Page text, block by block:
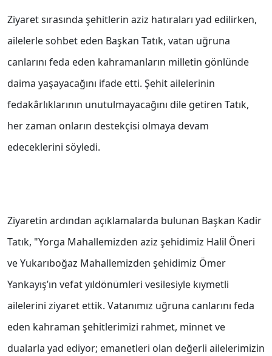
Ziyaret sırasında şehitlerin aziz hatıraları yad edilirken,
ailelerle sohbet eden Başkan Tatık, vatan uğruna
canlarını feda eden kahramanların milletin gönlünde
daima yaşayacağını ifade etti. Şehit ailelerinin
fedakârlıklarının unutulmayacağını dile getiren Tatık,
her zaman onların destekçisi olmaya devam
edeceklerini söyledi.
Ziyaretin ardından açıklamalarda bulunan Başkan Kadir
Tatık, "Yorga Mahallemizden aziz şehidimiz Halil Öneri
ve Yukarıboğaz Mahallemizden şehidimiz Ömer
Yankayış’ın vefat yıldönümleri vesilesiyle kıymetli
ailelerini ziyaret ettik. Vatanımız uğruna canlarını feda
eden kahraman şehitlerimizi rahmet, minnet ve
dualarla yad ediyor; emanetleri olan değerli ailelerimizin